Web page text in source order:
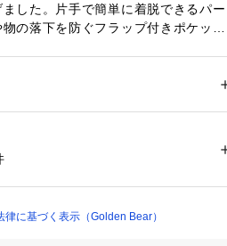
した。片手で簡単に着脱できるパー
の落下を防ぐフラップ付きポケット
ったりとしたサイズ感により、ボタ
に基づく表示（Golden Bear）